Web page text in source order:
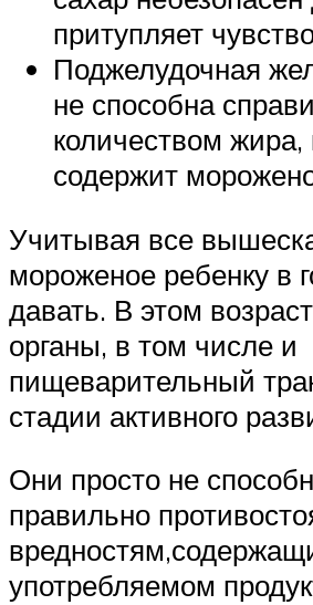
притупляет
Поджелудочная
не способна
количеством жира,
содержит
Учитывая все
мороженое ребенку в
давать. В этом
органы, в том числе и
пищеварительный
стадии активного
Они просто не
правильно
употребляемом